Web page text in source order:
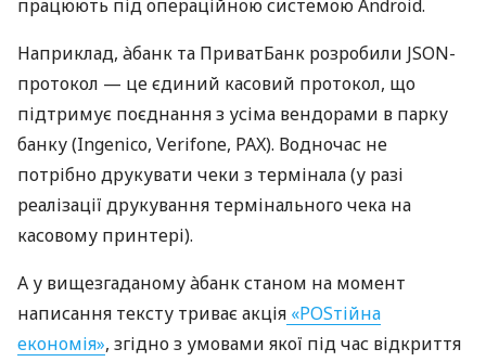
працюють під операційною системою Android.
Наприклад, àбанк та ПриватБанк розробили JSON-
протокол — це єдиний касовий протокол, що
підтримує поєднання з усіма вендорами в парку
банку (Ingenico, Verifone, PAX). Водночас не
потрібно друкувати чеки з термінала (у разі
реалізації друкування термінального чека на
касовому принтері).
А у вищезгаданому àбанк станом на момент
написання тексту триває акція «POSтійна
економія», згідно з умовами якої під час відкриття